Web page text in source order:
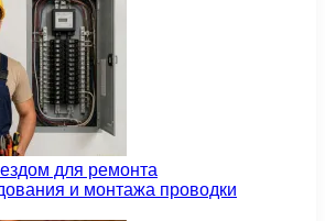
для ремонта
и монтажа проводки